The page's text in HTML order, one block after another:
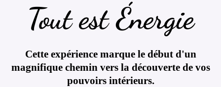
Tout est Énergie
Cette expérience marque le début d'un
magnifique chemin vers la découverte de vos
pouvoirs intérieurs.